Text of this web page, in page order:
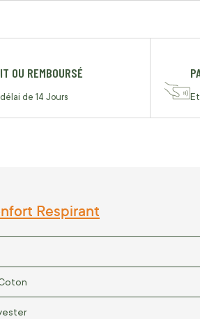
OU REMBOURSÉ
de 14 Jours
Respirant